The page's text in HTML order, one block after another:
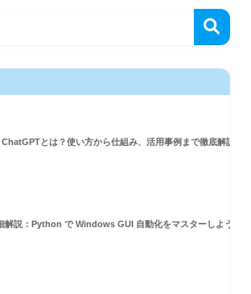
ChatGPTとは？使い方から仕組み、活用事例まで徹底解説
説：Python で Windows GUI 自動化をマスターしよう！